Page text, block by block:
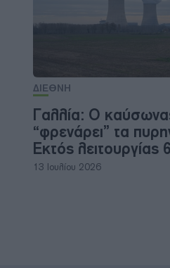
ΔΙΕΘΝΗ
Γαλλία: Ο
“φρενάρει” τα
Εκτός λειτουργίας
13 Ιουλίου 2026